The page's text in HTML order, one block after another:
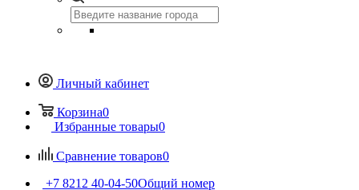
Личный кабинет
Корзина0
Избранные товары0
Сравнение товаров0
+7 8212 40-04-50Общий номер